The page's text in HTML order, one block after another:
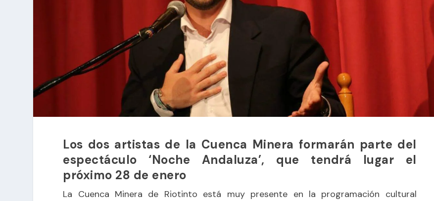
Los dos artistas de la Cuenca Minera formarán parte del
espectáculo ‘Noche Andaluza’, que tendrá lugar el
próximo 28 de enero
La Cuenca Minera de Riotinto está muy presente en la programación cultural